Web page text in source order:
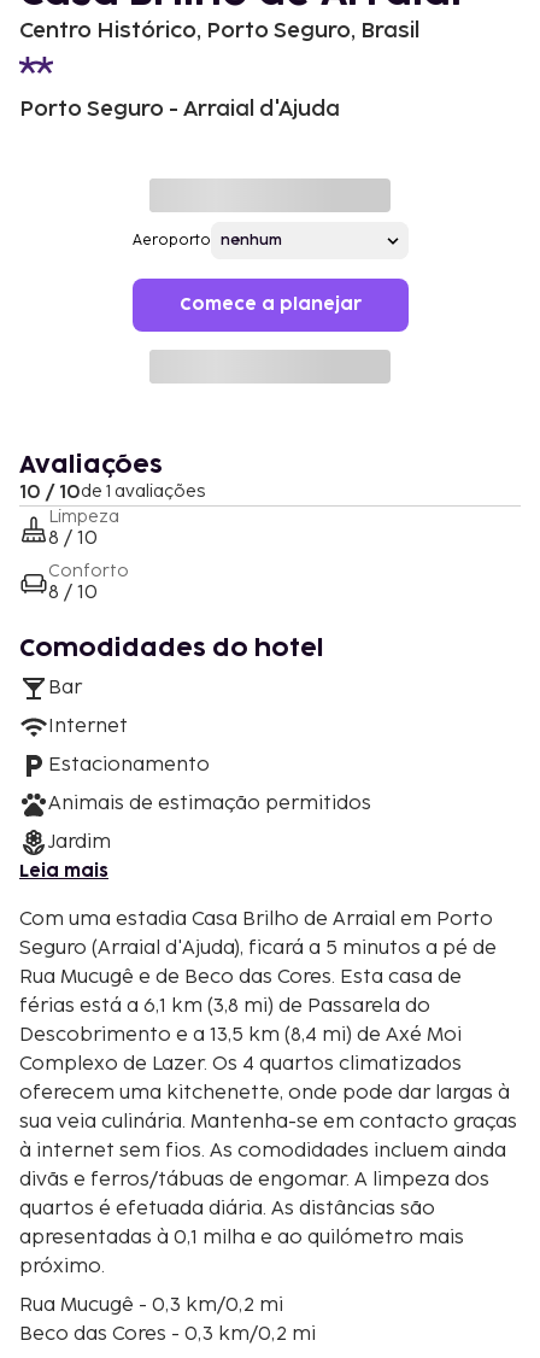
Centro Histórico, Porto Seguro, Brasil
Porto Seguro - Arraial d'Ajuda
Aeroporto
Comece a planejar
Avaliações
10 / 10de 1 avaliações
Limpeza
8 / 10
Conforto
8 / 10
Comodidades do hotel
Bar
Internet
Estacionamento
Animais de estimação permitidos
Jardim
Leia mais
Com uma estadia Casa Brilho de Arraial em Porto
Seguro (Arraial d'Ajuda), ficará a 5 minutos a pé de
Rua Mucugê e de Beco das Cores. Esta casa de
férias está a 6,1 km (3,8 mi) de Passarela do
Descobrimento e a 13,5 km (8,4 mi) de Axé Moi
Complexo de Lazer. Os 4 quartos climatizados
oferecem uma kitchenette, onde pode dar largas à
sua veia culinária. Mantenha-se em contacto graças
à internet sem fios. As comodidades incluem ainda
divãs e ferros/tábuas de engomar. A limpeza dos
quartos é efetuada diária. As distâncias são
apresentadas à 0,1 milha e ao quilómetro mais
próximo.
Rua Mucugê - 0,3 km/0,2 mi
Beco das Cores - 0,3 km/0,2 mi